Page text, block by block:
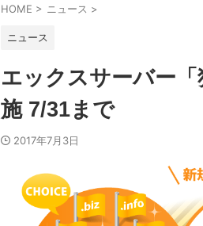
HOME > ニュース >
ニュース
エックスサーバー
施 7/31まで
2017年7月3日